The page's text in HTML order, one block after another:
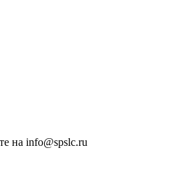
на info@spslc.ru